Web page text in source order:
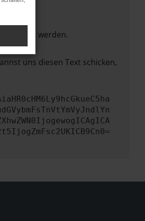
werden.
uns diesen Text schicken,